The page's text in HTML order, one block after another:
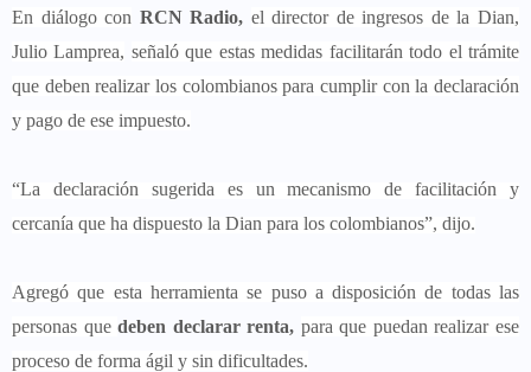
En diálogo con RCN Radio, el director de ingresos de la Dian,
Julio Lamprea, señaló que estas medidas facilitarán todo el trámite
que deben realizar los colombianos para cumplir con la declaración
y pago de ese impuesto.
“La declaración sugerida es un mecanismo de facilitación y
cercanía que ha dispuesto la Dian para los colombianos”, dijo.
Agregó que esta herramienta se puso a disposición de todas las
personas que deben declarar renta, para que puedan realizar ese
proceso de forma ágil y sin dificultades.